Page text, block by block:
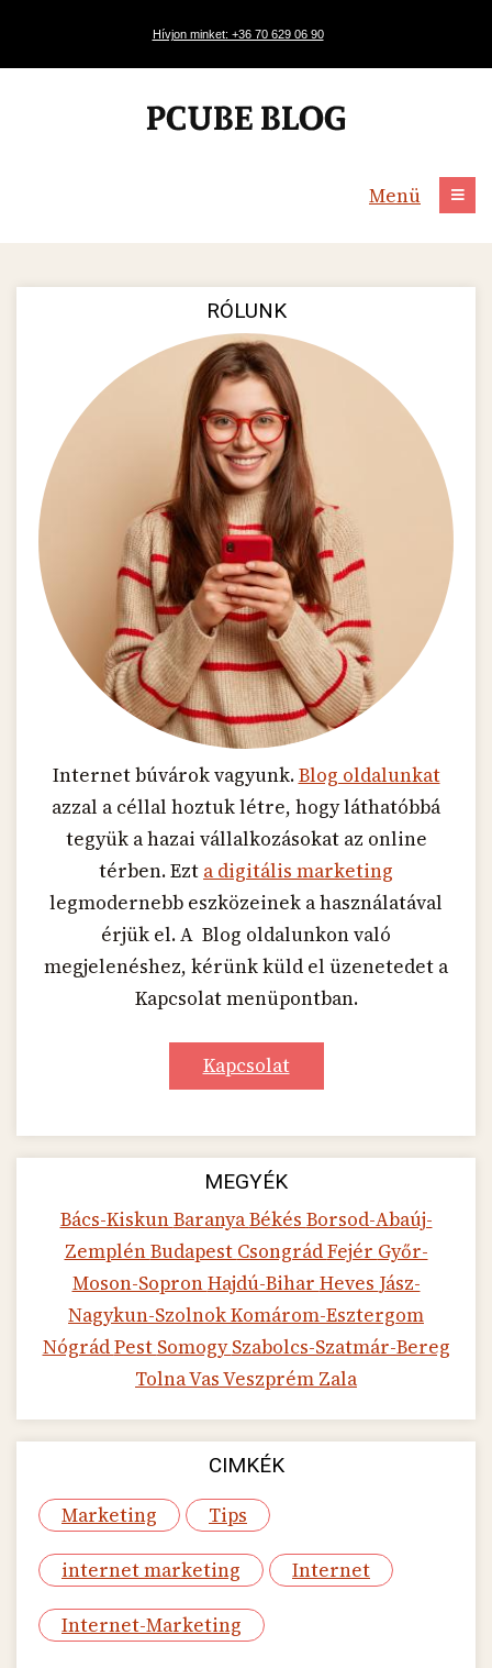
Hívjon minket: +36 70 629 06 90
Menü
RÓLUNK
Internet búvárok vagyunk.Blog oldalunkat
azzal a céllal hoztuk létre, hogy láthatóbbá
tegyük a hazai vállalkozásokat az online
térben. Ezt a digitális marketing
legmodernebb eszközeinek a használatával
érjük el. A Blog oldalunkon való
megjelenéshez, kérünk küld el üzenetedet a
Kapcsolat menüpontban.
Kapcsolat
MEGYÉK
Bács-KiskunBaranyaBékés Borsod-Abaúj-
ZemplénBudapest CsongrádFejér Győr-
Moson-SopronHajdú-Bihar Heves Jász-
Nagykun-SzolnokKomárom-Esztergom
NógrádPest SomogySzabolcs-Szatmár-Bereg
TolnaVasVeszprém Zala
CIMKÉK
Marketing Tips
internet marketing Internet
Internet-Marketing